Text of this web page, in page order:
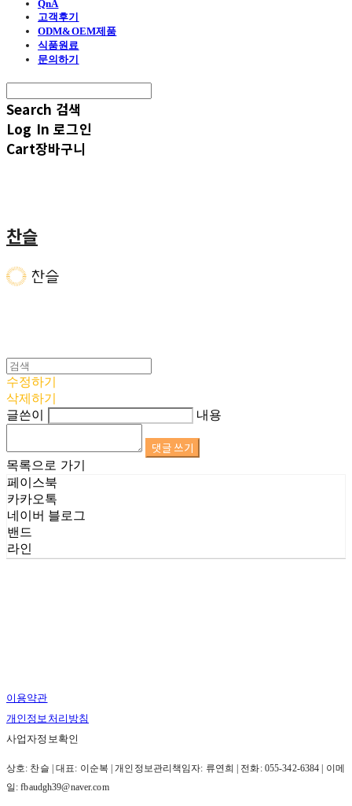
QnA
고객후기
ODM&OEM제품
식품원료
문의하기
Search 검색
Log In 로그인
Cart장바구니
찬슬
수정하기
삭제하기
글쓴이
내용
댓글 쓰기
목록으로 가기
페이스북
카카오톡
네이버 블로그
밴드
라인
이용약관
개인정보처리방침
사업자정보확인
상호: 찬슬 | 대표: 이순복 | 개인정보관리책임자: 류연희 | 전화: 055-342-6384 | 이메
일: fbaudgh39@naver.com